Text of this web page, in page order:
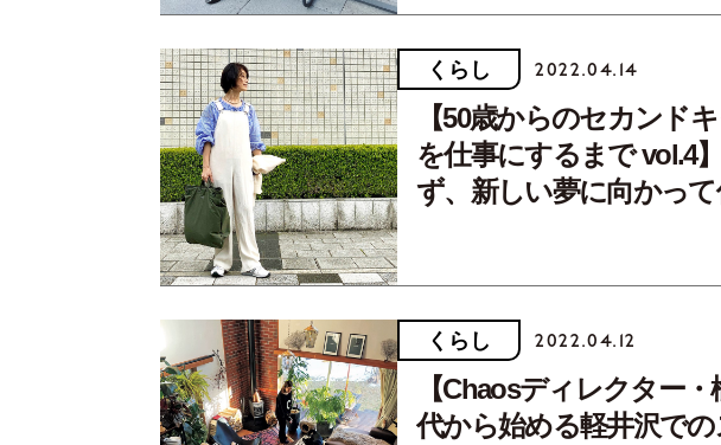
くらし 2022.04.14
【50歳からのセカンド
を仕事にするまで vol.4
ず、新しい夢に向かって
くらし 2022.04.12
【Chaosディレクター
代から始める軽井沢で